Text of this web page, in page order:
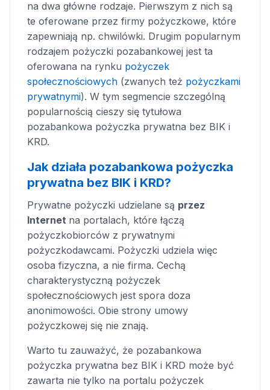
na dwa główne rodzaje. Pierwszym z nich są
te oferowane przez firmy pożyczkowe, które
zapewniają np. chwilówki. Drugim popularnym
rodzajem pożyczki pozabankowej jest ta
oferowana na rynku pożyczek
społecznościowych (zwanych też pożyczkami
prywatnymi). W tym segmencie szczególną
popularnością cieszy się tytułowa
pozabankowa pożyczka prywatna bez BIK i
KRD.
Jak działa pozabankowa pożyczka
prywatna bez BIK i KRD?
Prywatne pożyczki udzielane są przez
Internet na portalach, które łączą
pożyczkobiorców z prywatnymi
pożyczkodawcami. Pożyczki udziela więc
osoba fizyczna, a nie firma. Cechą
charakterystyczną pożyczek
społecznościowych jest spora doza
anonimowości. Obie strony umowy
pożyczkowej się nie znają.
Warto tu zauważyć, że pozabankowa
pożyczka prywatna bez BIK i KRD może być
zawarta nie tylko na portalu pożyczek